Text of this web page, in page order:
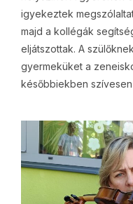
igyekeztek
majd a kollégák
eljátszottak. A
gyermeküket a
későbbiekben